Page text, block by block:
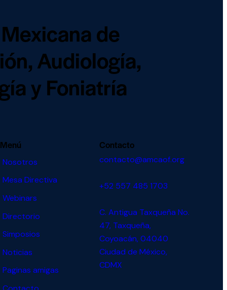
de
Audiología,
y Foniatría
Menú
Nosotros
Mesa Directiva
Webinars
Directorio
Simposios
Noticias
Paginas amigas
Contacto
contacto@amcaof.org
+52 557 485 1703
C. Antigua Taxqueña No.
47, Taxqueña,
Coyoacán, 04040
Ciudad de México,
CDMX